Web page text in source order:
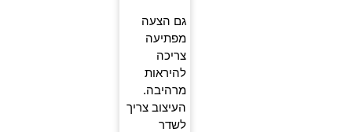
גם הצעה
מפתיעה
צריכה
להיראות
מרהיבה.
העיצוב צריך
לשדר